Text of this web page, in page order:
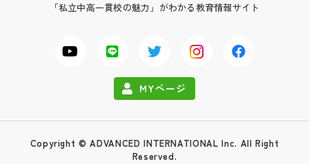
「私立中高一貫校の魅力」がわかる教育情報サイト
MYページ
Copyright © ADVANCED INTERNATIONAL Inc. All Right
Reserved.